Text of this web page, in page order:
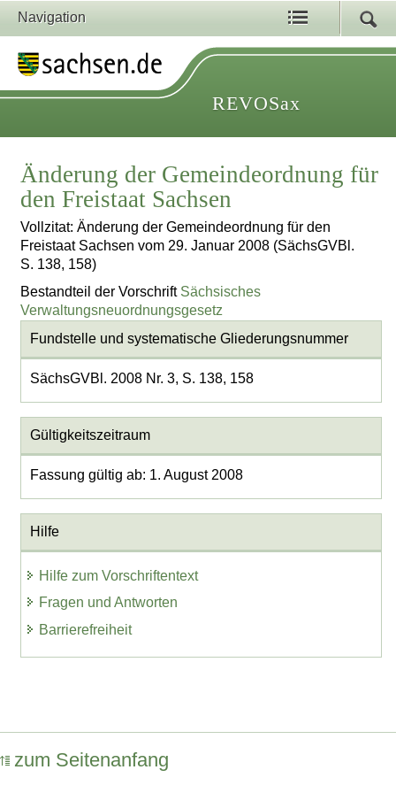
Navigation
REVOSax
Änderung der Gemeindeordnung für
den Freistaat Sachsen
Vollzitat: Änderung der Gemeindeordnung für den
Freistaat Sachsen vom 29. Januar 2008 (SächsGVBl.
S. 138, 158)
Bestandteil der Vorschrift Sächsisches
Verwaltungsneuordnungsgesetz
Fundstelle und systematische Gliederungsnummer
SächsGVBl. 2008 Nr. 3, S. 138, 158
Gültigkeitszeitraum
Fassung gültig ab: 1. August 2008
Hilfe
Hilfe zum Vorschriftentext
Fragen und Antworten
Barrierefreiheit
zum Seitenanfang